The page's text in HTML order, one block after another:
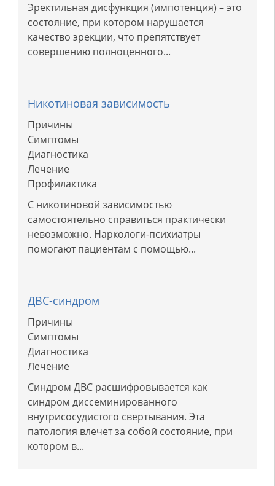
Эректильная дисфункция (импотенция) – это
состояние, при котором нарушается
качество эрекции, что препятствует
совершению полноценного...
Никотиновая зависимость
Причины
Симптомы
Диагностика
Лечение
Профилактика
С никотиновой зависимостью
самостоятельно справиться практически
невозможно. Наркологи-психиатры
помогают пациентам с помощью...
ДВС-синдром
Причины
Симптомы
Диагностика
Лечение
Синдром ДВС расшифровывается как
синдром диссеминированного
внутрисосудистого свертывания. Эта
патология влечет за собой состояние, при
котором в...